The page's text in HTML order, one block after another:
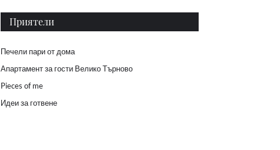
Приятели
Печели пари от дома
Апартамент за гости Велико Търново
Pieces of me
Идеи за готвене